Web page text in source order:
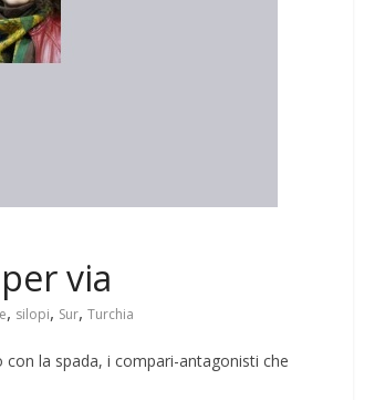
via
, silopi, Sur, Turchia
la spada, i compari-antagonisti che